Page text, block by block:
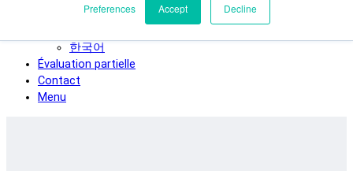
Preferences Accept Decline
Italiano
한국어
Évaluation partielle
Contact
Menu